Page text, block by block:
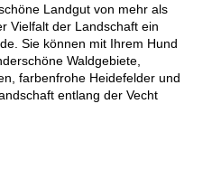
Landgut von mehr als
Vielfalt der Landschaft ein
Sie können mit Ihrem Hund
Waldgebiete,
farbenfrohe Heidefelder und
entlang der Vecht